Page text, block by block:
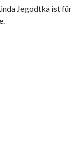
Jegodtka ist für